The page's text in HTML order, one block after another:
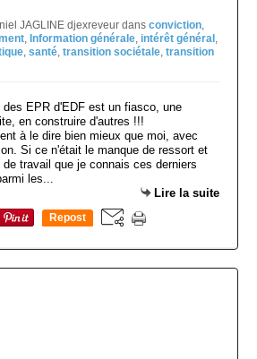
JAGLINE djexreveur dans conviction,
, Information générale, intérêt général ,
, santé, transition sociétale, transition
à le dire bien mieux que moi, avec
Si ce n'était le manque de ressort et
travail que je connais ces derniers
les...
Lire la suite
Repost